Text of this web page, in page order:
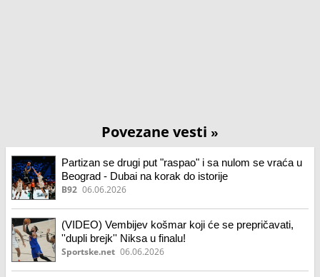
Povezane vesti »
Partizan se drugi put "raspao" i sa nulom se vraća u
Beograd - Dubai na korak do istorije
B92 06.06.2026
(VIDEO) Vembijev košmar koji će se prepričavati,
''dupli brejk'' Niksa u finalu!
Sportske.net 06.06.2026